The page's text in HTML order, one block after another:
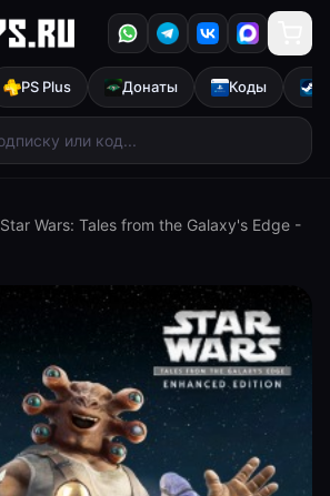
PS Plus Донаты Коды
Star Wars: Tales from the Galaxy's Edge -